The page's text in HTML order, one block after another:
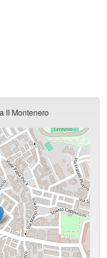
II Montenero